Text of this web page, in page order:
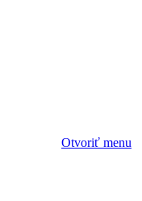
Otvoriť menu